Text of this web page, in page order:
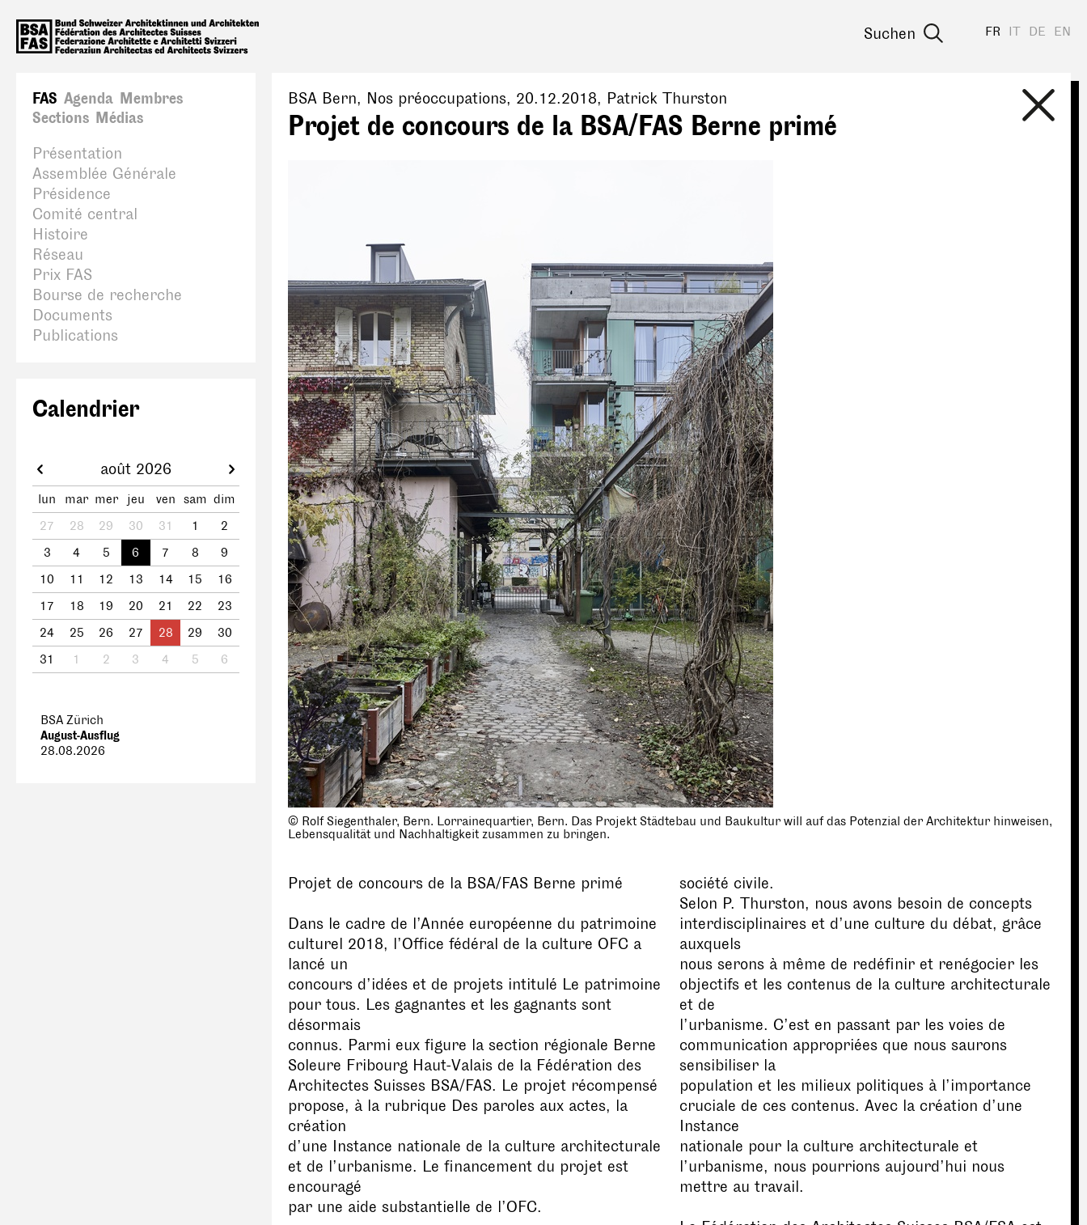
Suchen FR IT DE EN
FAS Agenda Membres
Sections Médias
Présentation
Assemblée Générale
Présidence
Comité central
Histoire
Réseau
Prix FAS
Bourse de recherche
Documents
Publications
BSA Bern, Nos préoccupations, 20.12.2018, Patrick Thurston
Projet de concours de la BSA/FAS Berne primé
© Rolf Siegenthaler, Bern. Lorrainequartier, Bern. Das Projekt Städtebau und Baukultur will auf das Potenzial der Architektur hinweisen,
Lebensqualität und Nachhaltigkeit zusammen zu bringen.
Projet de concours de la BSA/FAS Berne primé
Dans le cadre de l’Année européenne du patrimoine
culturel 2018, l’Office fédéral de la culture OFC a
lancé un
concours d’idées et de projets intitulé Le patrimoine
pour tous. Les gagnantes et les gagnants sont
désormais
connus. Parmi eux figure la section régionale Berne
Soleure Fribourg Haut-Valais de la Fédération des
Architectes Suisses BSA/FAS. Le projet récompensé
propose, à la rubrique Des paroles aux actes, la
création
d’une Instance nationale de la culture architecturale
et de l’urbanisme. Le financement du projet est
encouragé
par une aide substantielle de l’OFC.
société civile.
Selon P. Thurston, nous avons besoin de concepts
interdisciplinaires et d’une culture du débat, grâce
auxquels
nous serons à même de redéfinir et renégocier les
objectifs et les contenus de la culture architecturale
et de
l’urbanisme. C’est en passant par les voies de
communication appropriées que nous saurons
sensibiliser la
population et les milieux politiques à l’importance
cruciale de ces contenus. Avec la création d’une
Instance
nationale pour la culture architecturale et
l’urbanisme, nous pourrions aujourd’hui nous
mettre au travail.
Calendrier
août 2026
lun mar mer jeu ven sam dim
27
28 29 30 31 1
2
3
4 5 6 7 8
9
10
11 12 13 14 15
16
17
18 19 20 21 22
23
24
25 26 27 28 29
30
31
1 2 3 4 5 6
BSA Zürich
August-Ausflug
28.08.2026